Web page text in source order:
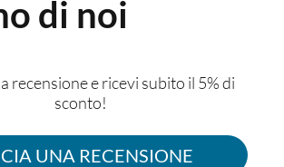
di noi
recensione e ricevi subito il 5% di
sconto!
UNA RECENSIONE